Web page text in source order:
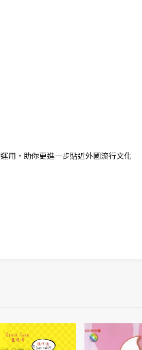
用，助你更進一步貼近外國流行文化